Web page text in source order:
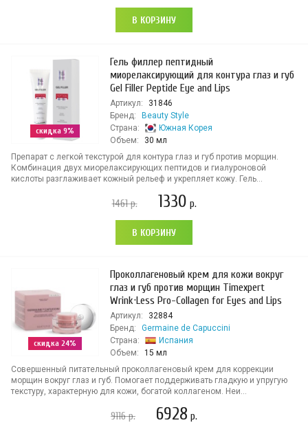
В КОРЗИНУ
скидка 9%
Гель филлер пептидный
миорелаксирующий для контура глаз и губ
Gel Filler Peptide Eye and Lips
Артикул:
31846
Бренд:
Beauty Style
Страна:
Южная Корея
Объем:
30 мл
Препарат с легкой текстурой для контура глаз и губ против морщин.
Комбинация двух миорелаксирующих пептидов и гиалуроновой
кислоты разглаживает кожный рельеф и укрепляет кожу. Гель...
1461р. 1330 р.
В КОРЗИНУ
скидка 24%
Проколлагеновый крем для кожи вокруг
глаз и губ против морщин Timexpert
Wrink·Less Pro-Collagen for Eyes and Lips
Артикул:
32884
Бренд:
Germaine de Capuccini
Страна:
Испания
Объем:
15 мл
Совершенный питательный проколлагеновый крем для коррекции
морщин вокруг глаз и губ. Помогает поддерживать гладкую и упругую
текстуру, характерную для кожи, богатой коллагеном. Неи...
9116р. 6928 р.